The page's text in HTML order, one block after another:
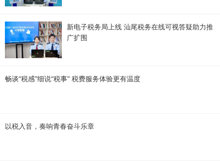
新电子税务局上线 汕尾税务在线可视答疑助力推
广扩围
畅谈“税感”细说“税事” 税费服务体验更有温度
以税入音，奏响青春奋斗乐章